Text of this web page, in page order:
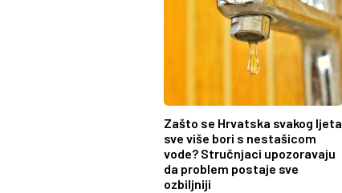
Zašto se Hrvatska svakog ljeta
sve više bori s nestašicom
vode? Stručnjaci upozoravaju
da problem postaje sve
ozbiljniji